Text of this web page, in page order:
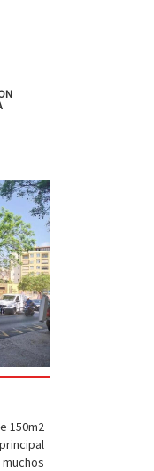
150m2